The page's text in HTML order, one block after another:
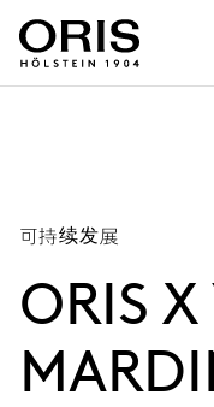
可持续发展
ORIS